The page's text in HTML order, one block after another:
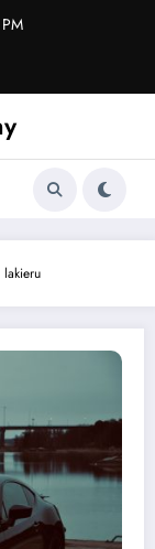
lakieru